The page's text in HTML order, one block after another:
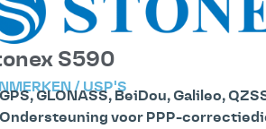
S590
/ USP'S
GPS, GLONASS, BeiDou, Galileo,
Ondersteuning voor PPP-